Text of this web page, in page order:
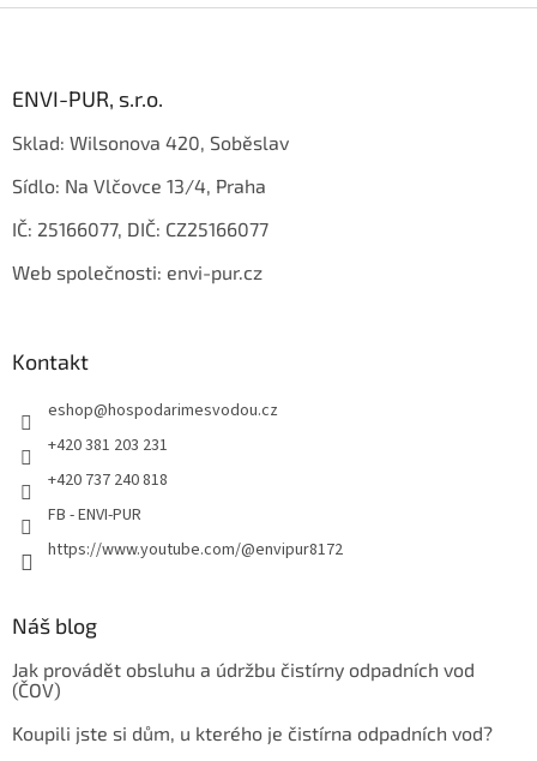
l
p
k
ENVI-PUR, s.r.o.
Sklad: Wilsonova 420, Soběslav
Sídlo: Na Vlčovce 13/4, Praha
IČ: 25166077, DIČ: CZ25166077
Web společnosti: envi-pur.cz
Kontakt
eshop@hospodarimesvodou.cz
+420 381 203 231
+420 737 240 818
FB - ENVI-PUR
https://www.youtube.com/@envipur8172
Náš blog
Jak provádět obsluhu a údržbu čistírny odpadních vod
(ČOV)
Koupili jste si dům, u kterého je čistírna odpadních vod?